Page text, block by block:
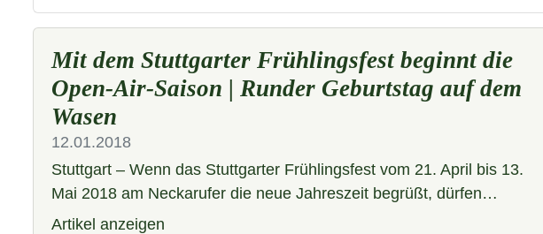
Mit dem Stuttgarter Frühlingsfest beginnt die
Open-Air-Saison | Runder Geburtstag auf dem
Wasen
12.01.2018
Stuttgart – Wenn das Stuttgarter Frühlingsfest vom 21. April bis 13.
Mai 2018 am Neckarufer die neue Jahreszeit begrüßt, dürfen…
Artikel anzeigen